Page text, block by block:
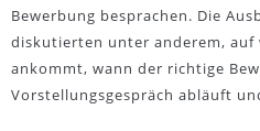
Bewerbung besprachen. Die
diskutierten unter anderem, auf
ankommt, wann der richtige
Vorstellungsgespräch abläuft